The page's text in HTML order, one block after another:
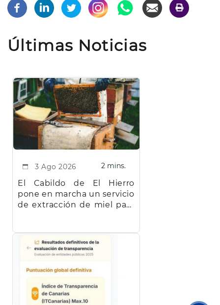
Últimas Noticias
3 Ago 2026 2 mins.
El Cabildo de El Hierro
pone en marcha un servicio
de extracción de miel para